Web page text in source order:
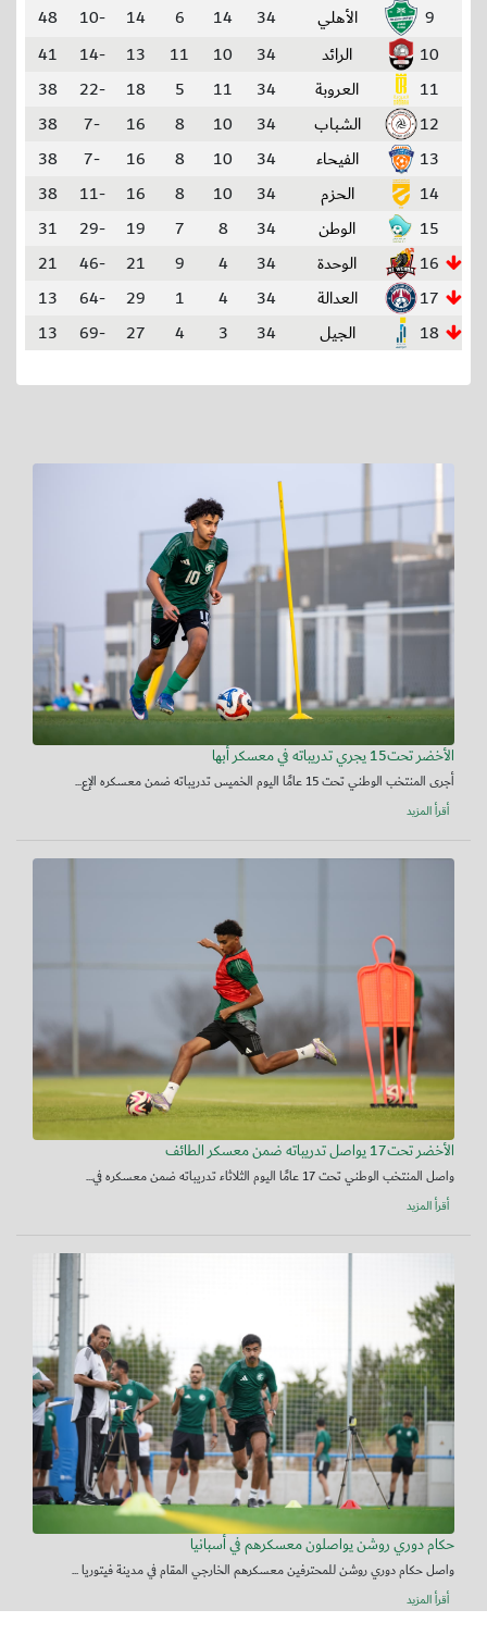
9
الأهلي 34
14
6
14
-10
48
10
الرائد 34
10
11
13
-14
41
11
العروبة 34
11
5
18
-22
38
12
الشباب 34
10
8
16
-7
38
13
الفيحاء 34
10
8
16
-7
38
14
الحزم 34
10
8
16
-11
38
15
الوطن 34
8
7
19
-29
31
16
الوحدة 34
4
9
21
-46
21
17
العدالة 34
4
1
29
-64
13
18
الجيل 34
3
4
27
-69
13
الأخضر تحت15 يجري تدريباته في معسكر أبها
أجرى المنتخب الوطني تحت 15 عامًا اليوم الخميس تدريباته ضمن معسكره الإع...
أقرأ المزيد
الأخضر تحت17 يواصل تدريباته ضمن معسكر الطائف
واصل المنتخب الوطني تحت 17 عامًا اليوم الثلاثاء تدريباته ضمن معسكره في...
أقرأ المزيد
حكام دوري روشن يواصلون معسكرهم في أسبانيا
واصل حكام دوري روشن للمحترفين معسكرهم الخارجي المقام في مدينة فيتوريا ...
أقرأ المزيد